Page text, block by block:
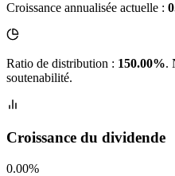
Croissance annualisée actuelle :
Ratio de distribution : 150.00%.
soutenabilité.
Croissance du dividende
0.00%